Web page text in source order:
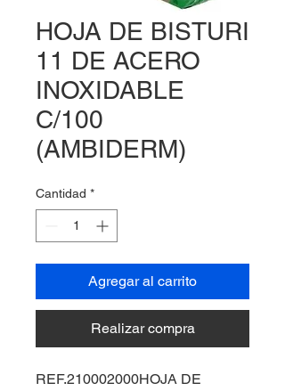
HOJA DE BISTURI
11 DE ACERO
INOXIDABLE
C/100
(AMBIDERM)
Cantidad *
Agregar al carrito
Realizar compra
REF.210002000HOJA DE